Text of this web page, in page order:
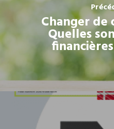
Changer de
Quelles